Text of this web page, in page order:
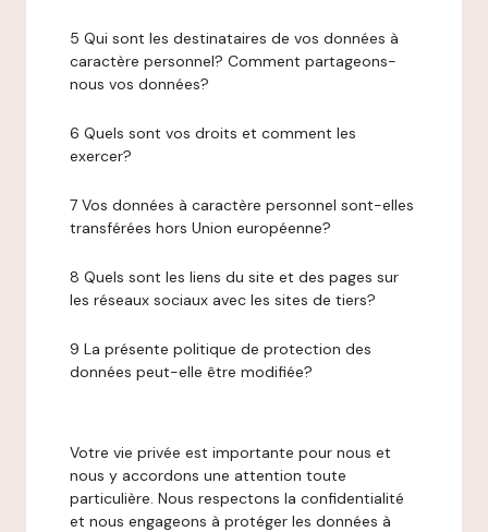
5 Qui sont les destinataires de vos données à
caractère personnel? Comment partageons-
nous vos données?
6 Quels sont vos droits et comment les
exercer?
7 Vos données à caractère personnel sont-elles
transférées hors Union européenne?
8 Quels sont les liens du site et des pages sur
les réseaux sociaux avec les sites de tiers?
9 La présente politique de protection des
données peut-elle être modifiée?
Votre vie privée est importante pour nous et
nous y accordons une attention toute
particulière. Nous respectons la confidentialité
et nous engageons à protéger les données à